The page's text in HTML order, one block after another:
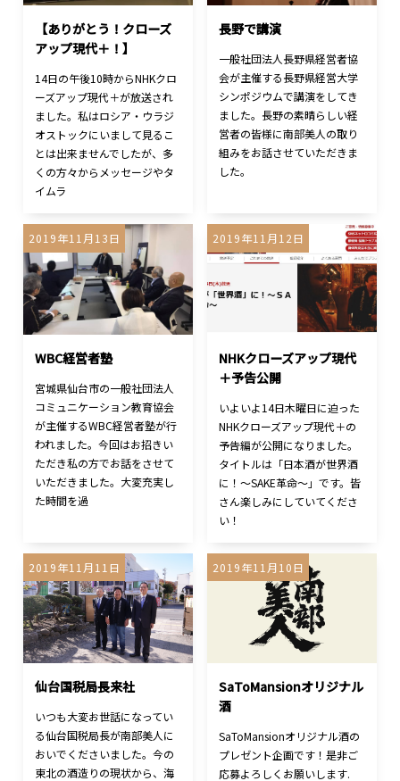
【ありがとう！クローズ
アップ現代＋！】
14日の午後10時からNHKクロ
ーズアップ現代＋が放送され
ました。私はロシア・ウラジ
オストックにいまして見るこ
とは出来ませんでしたが、多
くの方々からメッセージやタ
イムラ
長野で講演
一般社団法人長野県経営者協
会が主催する長野県経営大学
シンポジウムで講演をしてき
ました。長野の素晴らしい経
営者の皆様に南部美人の取り
組みをお話させていただきま
した。
2019年11月13日
WBC経営者塾
宮城県仙台市の一般社団法人
コミュニケーション教育協会
が主催するWBC経営者塾が行
われました。今回はお招きい
ただき私の方でお話をさせて
いただきました。大変充実し
た時間を過
2019年11月12日
NHKクローズアップ現代
＋予告公開
いよいよ14日木曜日に迫った
NHKクローズアップ現代＋の
予告編が公開になりました。
タイトルは「日本酒が世界酒
に！～SAKE革命～」です。皆
さん楽しみにしていてくださ
い！
2019年11月11日
仙台国税局長来社
いつも大変お世話になってい
る仙台国税局長が南部美人に
おいでくださいました。今の
東北の酒造りの現状から、海
2019年11月10日
SaToMansionオリジナル
酒
SaToMansionオリジナル酒の
プレゼント企画です！是非ご
応募よろしくお願いします.